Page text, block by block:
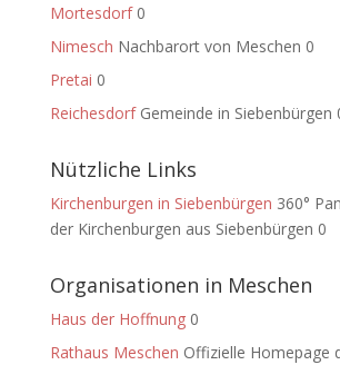
Mortesdorf0
Nimesch Nachbarort von Meschen 0
Pretai 0
ReichesdorfGemeinde in Siebenbürgen
Nützliche Links
Kirchenburgen in Siebenbürgen 360°
der Kirchenburgen aus Siebenbürgen 0
Organisationen in Meschen
Haus der Hoffnung0
Rathaus Meschen Offizielle Homepage